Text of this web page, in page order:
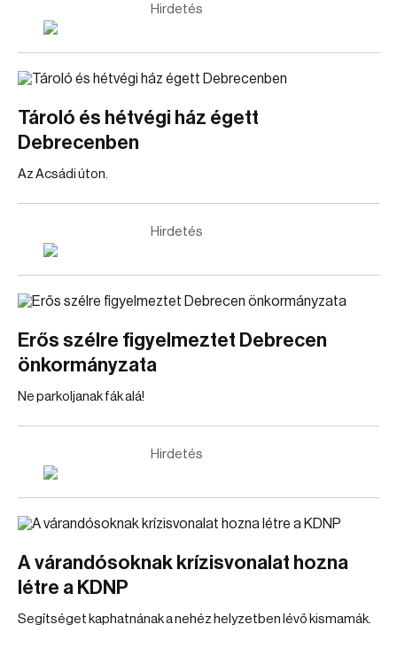
Hirdetés
Tároló és hétvégi ház égett
Debrecenben
Az Acsádi úton.
Hirdetés
Erős szélre figyelmeztet Debrecen
önkormányzata
Ne parkoljanak fák alá!
Hirdetés
A várandósoknak krízisvonalat hozna
létre a KDNP
Segítséget kaphatnának a nehéz helyzetben lévő kismamák.